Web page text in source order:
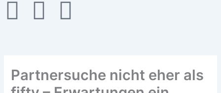
F
e
T
t
G
h
Partnersuche nicht eher als